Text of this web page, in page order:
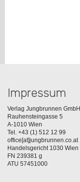
Impressum
Verlag Jungbrunnen GmbH
Rauhensteingasse 5
A-1010 Wien
Tel. +43 (1) 512 12 99
office[at]jungbrunnen.co.at
Handelsgericht 1030 Wien
FN 239381 g
ATU 57451000